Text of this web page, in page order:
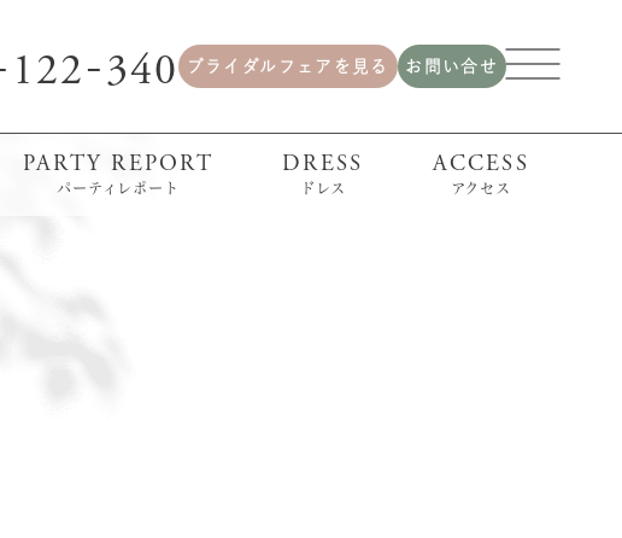
122-340 ブライダルフェアを見る お問い合せ
PARTY REPORT
パーティレポート
DRESS
ドレス
ACCESS
アクセス